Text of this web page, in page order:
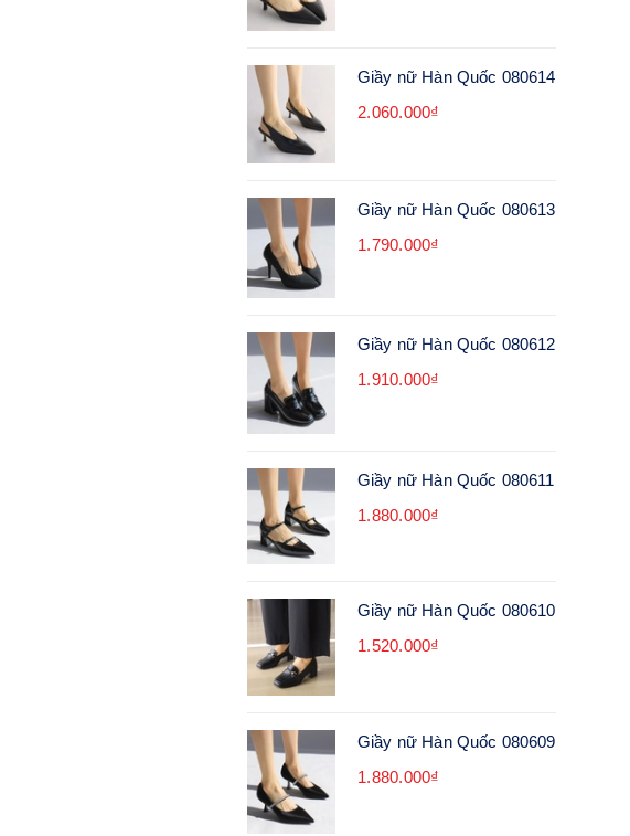
Giầy nữ Hàn Quốc 080614
2.060.000₫
Giầy nữ Hàn Quốc 080613
1.790.000₫
Giầy nữ Hàn Quốc 080612
1.910.000₫
Giầy nữ Hàn Quốc 080611
1.880.000₫
Giầy nữ Hàn Quốc 080610
1.520.000₫
Giầy nữ Hàn Quốc 080609
1.880.000₫